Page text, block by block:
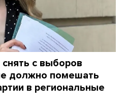
с выборов
должно помешать
в региональные